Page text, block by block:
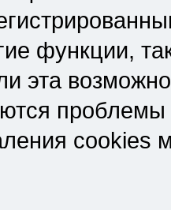
функции,
эта
cookies